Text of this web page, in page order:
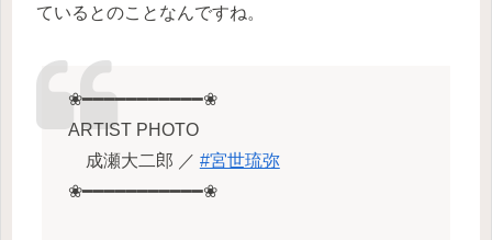
ているとのことなんですね。
❀━━━━━━━━━━━❀
ARTIST PHOTO
成瀬大二郎 ／ #宮世琉弥
❀━━━━━━━━━━━❀